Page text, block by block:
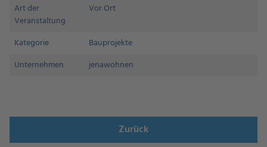
Art der
Veranstaltung
Vor Ort
Kategorie
Bauprojekte
Unternehmen
jenawohnen
Zurück